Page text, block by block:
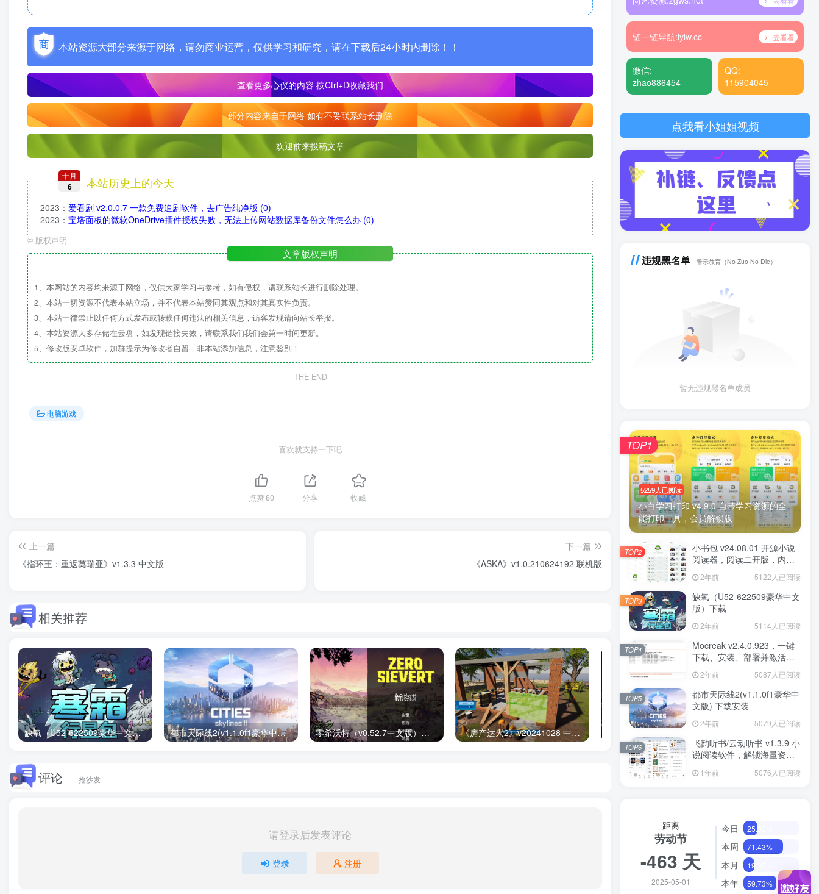
本站资源大部分来源于网络，请勿商业运营，仅供学习和研究，请在下载后24小时内删除！！
查看更多心仪的内容 按Ctrl+D收藏我们
部分内容来自于网络 如有不妥联系站长删除
欢迎前来投稿文章
十月
6 本站历史上的今天
2023 ： 爱看剧 v2.0.0.7 一款免费追剧软件，去广告纯净版 (0)
2023 ： 宝塔面板的微软OneDrive插件授权失败，无法上传网站数据库备份文件怎么办 (0)
© 版权声明
文章版权声明
1、本网站的内容均来源于网络，仅供大家学习与参考，如有侵权，请联系站长进行删除处理。
2、本站一切资源不代表本站立场，并不代表本站赞同其观点和对其真实性负责。
3、本站一律禁止以任何方式发布或转载任何违法的相关信息，访客发现请向站长举报。
4、本站资源大多存储在云盘，如发现链接失效，请联系我们我们会第一时间更新。
5、修改版安卓软件，加群提示为修改者自留，非本站添加信息，注意鉴别！
THE END
电脑游戏
喜欢就支持一下吧
点赞80 分享 收藏
上一篇
《指环王：重返莫瑞亚》v1.3.3 中文版
下一篇
《ASKA》v1.0.210624192 联机版
相关推荐
缺氧（U52-622509豪华中文版）下载 都市天际线2(v1.1.0f1豪华中文版) 下载安装 零希沃特（v0.52.7中文版）免费下载 《房产达人2》v20241028 中文版
评论 抢沙发
请登录后发表评论
登录 注册
链一链导航:lylw.cc 去看看
微信:
zhao886454
QQ:
115904045
点我看小姐姐视频
违规黑名单 警示教育（No Zuo No Die）
暂无违规黑名单成员
5259人已阅读
小白学习打印 v4.9.0 自带学习资源的全
能打印工具，会员解锁版
TOP1
小书包 v24.08.01 开源小说
阅读器，阅读二开版，内置
源小说
2年前 5122人已阅读
TOP2
缺氧（U52-622509豪华中文
版）下载
2年前 5114人已阅读
TOP3
Mocreak v2.4.0.923，一键
下载、安装、部署并激活
Office
2年前 5087人已阅读
TOP4
都市天际线2(v1.1.0f1豪华中
文版) 下载安装
2年前 5079人已阅读
TOP5
飞韵听书/云动听书 v1.3.9 小
说阅读软件，解锁海量资源
1年前 5076人已阅读
TOP6
距离
劳动节
-463 天
2025-05-01
今日 25.32%
本周 71.43%
本月 19.35%
本年 59.73%